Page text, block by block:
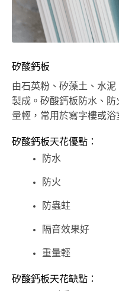
矽酸鈣板
由石英粉、矽藻土、水
製成。矽酸鈣板防水、
量輕，常用於寫字樓或浴
矽酸鈣板天花優點：
防水
防火
防蟲蛀
隔音效果好
重量輕
矽酸鈣板天花缺點：